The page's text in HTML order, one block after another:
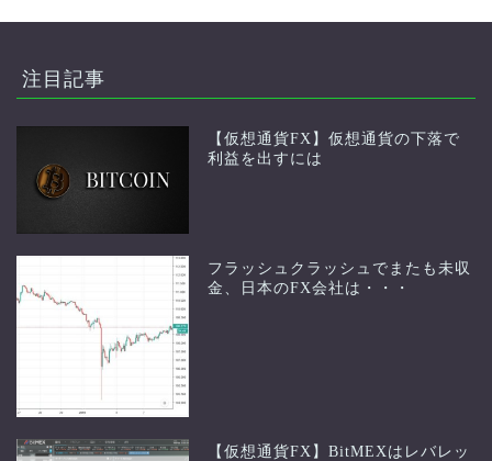
注目記事
【仮想通貨FX】仮想通貨の下落で
利益を出すには
フラッシュクラッシュでまたも未収
金、日本のFX会社は・・・
【仮想通貨FX】BitMEXはレバレッ